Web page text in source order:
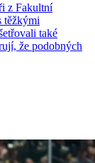
z Fakultní
těžkými
také
že podobných